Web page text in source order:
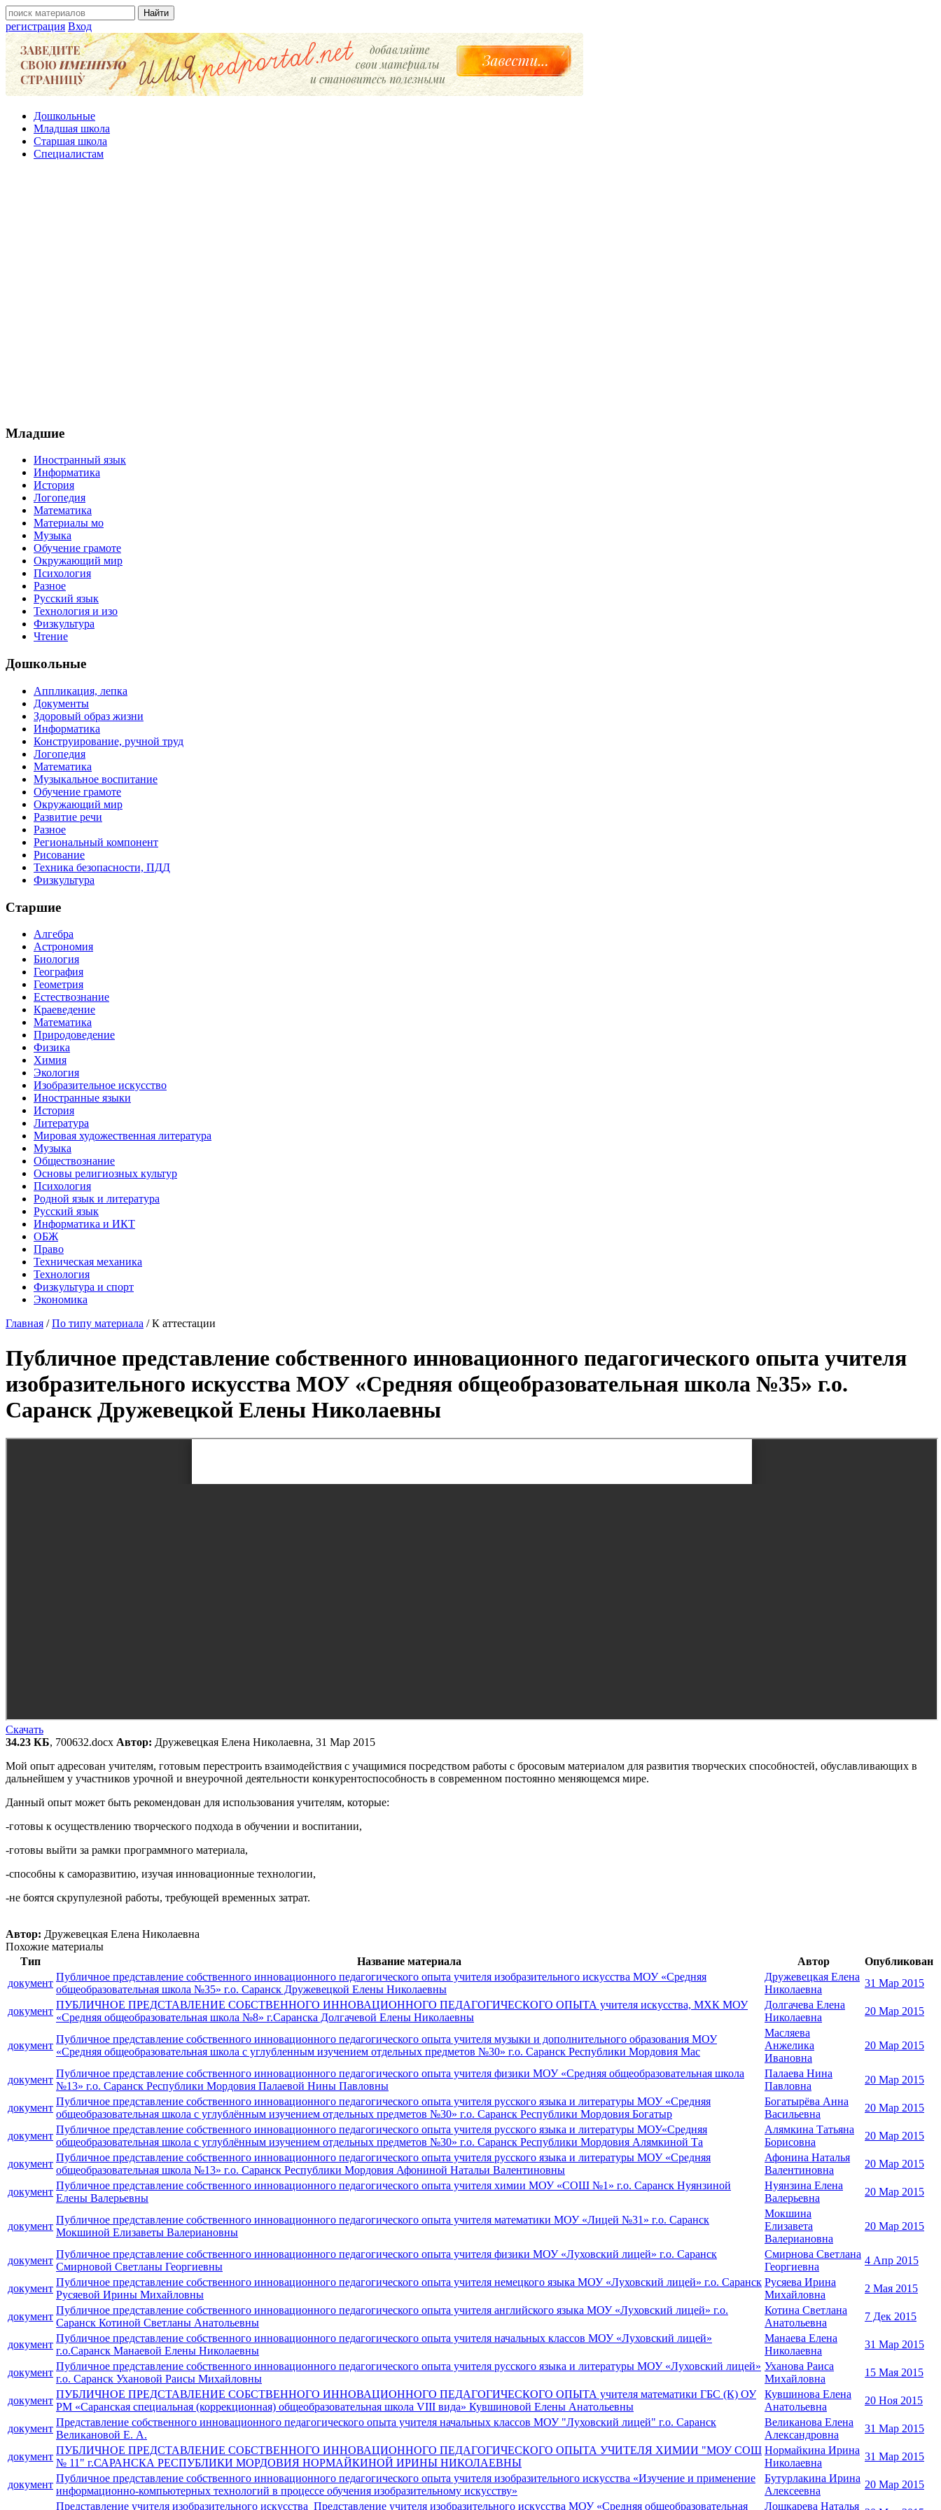
регистрация Вход
Дошкольные
Младшая школа
Старшая школа
Специалистам
Младшие
Иностранный язык
Информатика
История
Логопедия
Математика
Материалы мо
Музыка
Обучение грамоте
Окружающий мир
Психология
Разное
Русский язык
Технология и изо
Физкультура
Чтение
Дошкольные
Аппликация, лепка
Документы
Здоровый образ жизни
Информатика
Конструирование, ручной труд
Логопедия
Математика
Музыкальное воспитание
Обучение грамоте
Окружающий мир
Развитие речи
Разное
Региональный компонент
Рисование
Техника безопасности, ПДД
Физкультура
Старшие
Алгебра
Астрономия
Биология
География
Геометрия
Естествознание
Краеведение
Математика
Природоведение
Физика
Химия
Экология
Изобразительное искусство
Иностранные языки
История
Литература
Мировая художественная литература
Музыка
Обществознание
Основы религиозных культур
Психология
Родной язык и литература
Русский язык
Информатика и ИКТ
ОБЖ
Право
Техническая механика
Технология
Физкультура и спорт
Экономика
Главная /По типу материала /К аттестации
Публичное представление собственного инновационного педагогического опыта учителя
изобразительного искусства МОУ «Средняя общеобразовательная школа №35» г.о.
Саранск Дружевецкой Елены Николаевны
Скачать
34.23 КБ, 700632.docx Автор: Дружевецкая Елена Николаевна, 31 Мар 2015
Мой опыт адресован учителям, готовым перестроить взаимодействия с учащимися посредством работы с бросовым материалом для развития творческих способностей, обуславливающих в
дальнейшем у участников урочной и внеурочной деятельности конкурентоспособность в современном постоянно меняющемся мире.
Данный опыт может быть рекомендован для использования учителям, которые:
-готовы к осуществлению творческого подхода в обучении и воспитании,
-готовы выйти за рамки программного материала,
-способны к саморазвитию, изучая инновационные технологии,
-не боятся скрупулезной работы, требующей временных затрат.
Автор: Дружевецкая Елена Николаевна
Похожие материалы
Тип
Название материала Автор
Опубликован
документ
Публичное представление собственного инновационного педагогического опыта учителя изобразительного искусства МОУ «Средняя
общеобразовательная школа №35» г.о. Саранск Дружевецкой Елены Николаевны
Дружевецкая Елена
Николаевна
31 Мар 2015
документ
ПУБЛИЧНОЕ ПРЕДСТАВЛЕНИЕ СОБСТВЕННОГО ИННОВАЦИОННОГО ПЕДАГОГИЧЕСКОГО ОПЫТА учителя искусства, МХК МОУ
«Средняя общеобразовательная школа №8» г.Саранска Долгачевой Елены Николаевны
Долгачева Елена
Николаевна
20 Мар 2015
документ
Публичное представление собственного инновационного педагогического опыта учителя музыки и дополнительного образования МОУ
«Средняя общеобразовательная школа с углубленным изучением отдельных предметов №30» г.о. Саранск Республики Мордовия Мас
Масляева
Анжелика
Ивановна
20 Мар 2015
документ
Публичное представление собственного инновационного педагогического опыта учителя физики МОУ «Средняя общеобразовательная школа
№13» г.о. Саранск Республики Мордовия Палаевой Нины Павловны
Палаева Нина
Павловна
20 Мар 2015
документ
Публичное представление собственного инновационного педагогического опыта учителя русского языка и литературы МОУ «Средняя
общеобразовательная школа с углублённым изучением отдельных предметов №30» г.о. Саранск Республики Мордовия Богатыр
Богатырёва Анна
Васильевна
20 Мар 2015
документ
Публичное представление собственного инновационного педагогического опыта учителя русского языка и литературы МОУ«Средняя
общеобразовательная школа с углублённым изучением отдельных предметов №30» г.о. Саранск Республики Мордовия Алямкиной Та
Алямкина Татьяна
Борисовна
20 Мар 2015
документ
Публичное представление собственного инновационного педагогического опыта учителя русского языка и литературы МОУ «Средняя
общеобразовательная школа №13» г.о. Саранск Республики Мордовия Афониной Натальи Валентиновны
Афонина Наталья
Валентиновна
20 Мар 2015
документ
Публичное представление собственного инновационного педагогического опыта учителя химии МОУ «СОШ №1» г.о. Саранск Нуянзиной
Елены Валерьевны
Нуянзина Елена
Валерьевна
20 Мар 2015
документ
Публичное представление собственного инновационного педагогического опыта учителя математики МОУ «Лицей №31» г.о. Саранск
Мокшиной Елизаветы Валериановны
Мокшина
Елизавета
Валериановна
20 Мар 2015
документ
Публичное представление собственного инновационного педагогического опыта учителя физики МОУ «Луховский лицей» г.о. Саранск
Смирновой Светланы Георгиевны
Смирнова Светлана
Георгиевна
4 Апр 2015
документ
Публичное представление собственного инновационного педагогического опыта учителя немецкого языка МОУ «Луховский лицей» г.о. Саранск
Русяевой Ирины Михайловны
Русяева Ирина
Михайловна
2 Мая 2015
документ
Публичное представление собственного инновационного педагогического опыта учителя английского языка МОУ «Луховский лицей» г.о.
Саранск Котиной Светланы Анатольевны
Котина Светлана
Анатольевна
7 Дек 2015
документ
Публичное представление собственного инновационного педагогического опыта учителя начальных классов МОУ «Луховский лицей»
г.о.Саранск Манаевой Елены Николаевны
Манаева Елена
Николаевна
31 Мар 2015
документ
Публичное представление собственного инновационного педагогического опыта учителя русского языка и литературы МОУ «Луховский лицей»
г.о. Саранск Ухановой Раисы Михайловны
Уханова Раиса
Михайловна
15 Мая 2015
документ
ПУБЛИЧНОЕ ПРЕДСТАВЛЕНИЕ СОБСТВЕННОГО ИННОВАЦИОННОГО ПЕДАГОГИЧЕСКОГО ОПЫТА учителя математики ГБС (К) ОУ
РМ «Саранская специальная (коррекционная) общеобразовательная школа VIII вида» Кувшиновой Елены Анатольевны
Кувшинова Елена
Анатольевна
20 Ноя 2015
документ
Представление собственного инновационного педагогического опыта учителя начальных классов МОУ "Луховский лицей" г.о. Саранск
Великановой Е. А.
Великанова Елена
Александровна
31 Мар 2015
документ
ПУБЛИЧНОЕ ПРЕДСТАВЛЕНИЕ СОБСТВЕННОГО ИННОВАЦИОННОГО ПЕДАГОГИЧЕСКОГО ОПЫТА УЧИТЕЛЯ ХИМИИ "МОУ СОШ
№ 11" г.САРАНСКА РЕСПУБЛИКИ МОРДОВИЯ НОРМАЙКИНОЙ ИРИНЫ НИКОЛАЕВНЫ
Нормайкина Ирина
Николаевна
31 Мар 2015
документ
Публичное представление собственного инновационного педагогического опыта учителя изобразительного искусства «Изучение и применение
информационно-компьютерных технологий в процессе обучения изобразительному искусству»
Бутурлакина Ирина
Алексеевна
20 Мар 2015
Представление учителя изобразительного искусства Представление учителя изобразительного искусства МОУ «Средняя общеобразовательная Лошкарева Наталья